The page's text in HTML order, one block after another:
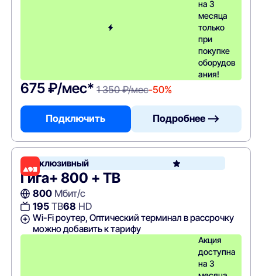
на 3
месяца
только
при
покупке
оборудов
ания!
675 ₽/мес* 1 350 ₽/мес-50%
Подключить Подробнее —>
Эксклюзивный
Гига+ 800 + ТВ
800Мбит/с
195ТВ68 HD
Wi-Fi роутер, Оптический терминал в рассрочку
можно добавить к тарифу
Акция
доступна
на 3